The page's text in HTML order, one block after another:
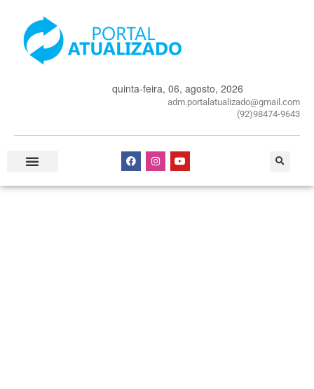
quinta-feira, 06, agosto, 2026
adm.portalatualizado@gmail.com
(92)98474-9643